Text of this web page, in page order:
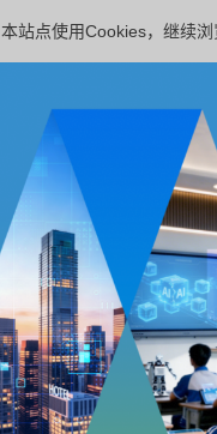
本站点使用Cookies，继续